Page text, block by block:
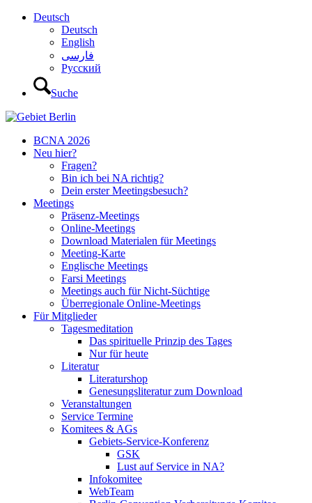
Deutsch
Deutsch
English
فارسی
Русский
Suche
BCNA 2026
Neu hier?
Fragen?
Bin ich bei NA richtig?
Dein erster Meetingsbesuch?
Meetings
Präsenz-Meetings
Online-Meetings
Download Materialen für Meetings
Meeting-Karte
Englische Meetings
Farsi Meetings
Meetings auch für Nicht-Süchtige
Überregionale Online-Meetings
Für Mitglieder
Tagesmeditation
Das spirituelle Prinzip des Tages
Nur für heute
Literatur
Literaturshop
Genesungsliteratur zum Download
Veranstaltungen
Service Termine
Komitees & AGs
Gebiets-Service-Konferenz
GSK
Lust auf Service in NA?
Infokomitee
WebTeam